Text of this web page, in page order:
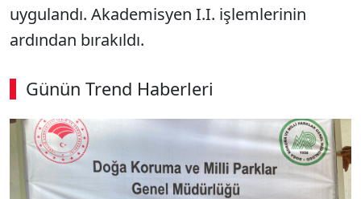
uygulandı. Akademisyen I.I. işlemlerinin
ardından bırakıldı.
Günün Trend Haberleri
SÖZCÜ SON DAKİKA